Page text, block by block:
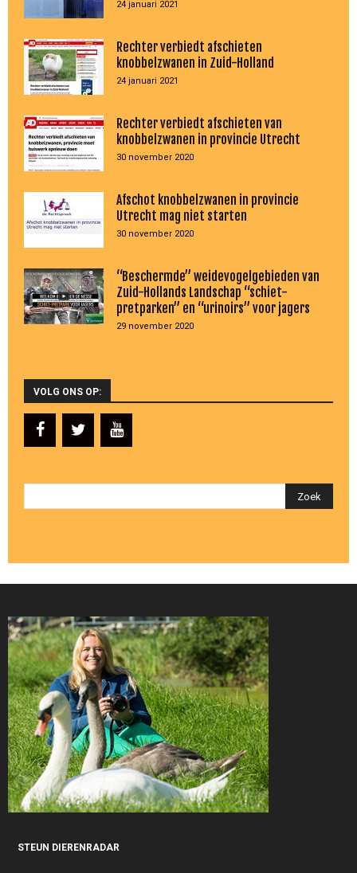
24 januari 2021
Rechter verbiedt afschieten
knobbelzwanen in Zuid-Holland
24 januari 2021
Rechter verbiedt afschieten van
knobbelzwanen in provincie Utrecht
30 november 2020
Afschot knobbelzwanen in provincie
Utrecht mag niet starten
30 november 2020
“Beschermde” weidevogelgebieden van
Zuid-Hollands Landschap “schiet-
pretparken” en “urinoirs” voor jagers
29 november 2020
VOLG ONS OP:
STEUN DIERENRADAR